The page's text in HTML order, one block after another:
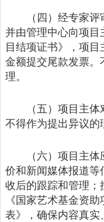
（四）经专家
并由管理中心向项
目结项证书》，项
金额提交尾款发票。
理。
（五）项目主
不得作为提出异议的
（六）项目主
价和新闻媒体报道等
收后的跟踪和管理；
《国家艺术基金资
表》，确保内容真实